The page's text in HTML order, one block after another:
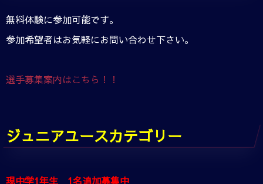
無料体験に参加可能です。
参加希望者はお気軽にお問い合わせ下さい。
選手募集案内はこちら！！
ジュニアユースカテゴリー
現中学1年生 1名追加募集中